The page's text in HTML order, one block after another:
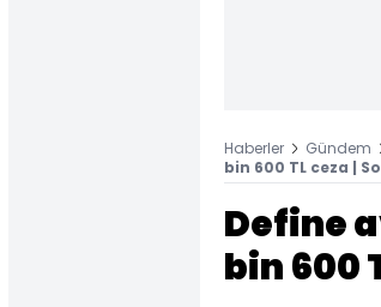
Haberler Gündem
bin 600 TL ceza |
Define
bin 600